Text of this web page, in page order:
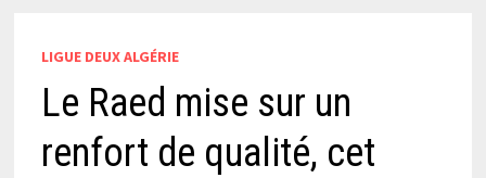
LIGUE DEUX ALGÉRIE
Le Raed mise sur un
renfort de qualité, cet